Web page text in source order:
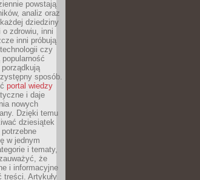
powstają
analiz oraz
dziedziny
zdrowiu, inni
inni próbują
czy
popularność
sposób.
portal wiedzy
i daje
nowych
Dzięki temu
dziesiątek
w jednym
i tematy,
że
i informacyjne
treści. Artykuły